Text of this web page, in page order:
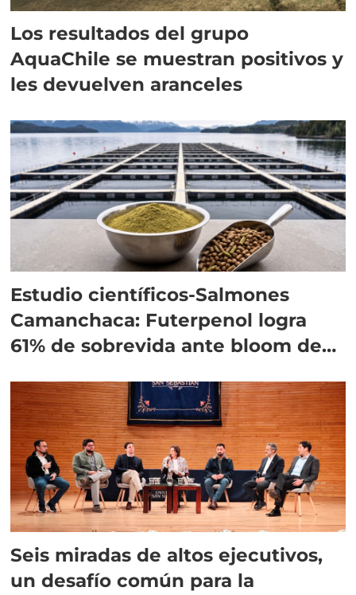
Los resultados del grupo
AquaChile se muestran positivos y
les devuelven aranceles
Estudio científicos-Salmones
Camanchaca: Futerpenol logra
61% de sobrevida ante bloom de
Seis miradas de altos ejecutivos,
un desafío común para la